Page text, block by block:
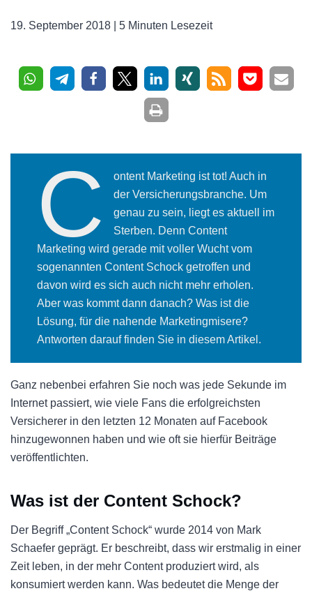
19. September 2018 | 5 Minuten Lesezeit
C
ontent Marketing ist tot! Auch in
der Versicherungsbranche. Um
genau zu sein, liegt es aktuell im
Sterben. Denn Content
Marketing wird gerade mit voller Wucht vom
sogenannten Content Schock getroffen und
davon wird es sich auch nicht mehr erholen.
Aber was kommt dann danach? Was ist die
Lösung, für die nahende Marketingmisere?
Antworten darauf finden Sie in diesem Artikel.
Ganz nebenbei erfahren Sie noch was jede Sekunde im
Internet passiert, wie viele Fans die erfolgreichsten
Versicherer in den letzten 12 Monaten auf Facebook
hinzugewonnen haben und wie oft sie hierfür Beiträge
veröffentlichten.
Was ist der Content Schock?
Der Begriff „Content Schock“ wurde 2014 von Mark
Schaefer geprägt. Er beschreibt, dass wir erstmalig in einer
Zeit leben, in der mehr Content produziert wird, als
konsumiert werden kann. Was bedeutet die Menge der